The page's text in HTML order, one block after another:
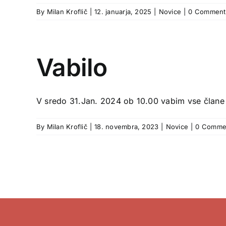
By Milan Kroflič 12. januarja, 2025 Novice 0
Vabilo
V sredo 31.Jan. 2024 ob 10.00 vabim vse
By Milan Kroflič 18. novembra, 2023 Novice 0